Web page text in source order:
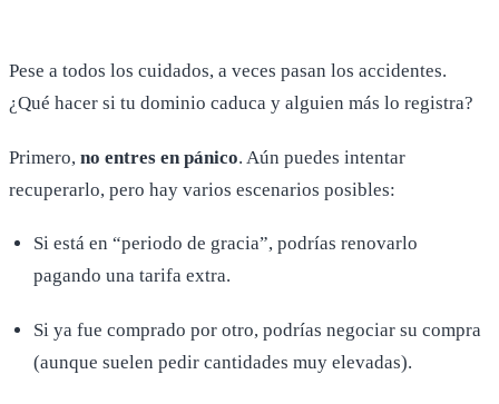
Pese a todos los cuidados, a veces pasan los accidentes.
¿Qué hacer si tu dominio caduca y alguien más lo registra?
Primero, no entres en pánico. Aún puedes intentar
recuperarlo, pero hay varios escenarios posibles:
Si está en “periodo de gracia”, podrías renovarlo
pagando una tarifa extra.
Si ya fue comprado por otro, podrías negociar su compra
(aunque suelen pedir cantidades muy elevadas).